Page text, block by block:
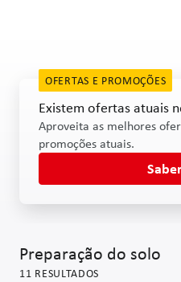
OFERTAS E PROMOÇÕES
Existem ofertas atuais
Aproveita as melhores
promoções atuais.
Preparação do solo
11 RESULTADOS